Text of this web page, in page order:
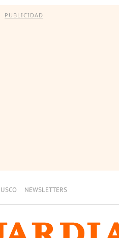
PUBLICIDAD
NEWSLETTERS